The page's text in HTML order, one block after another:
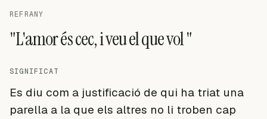
REFRANY
"L'amor és cec, i veu el que vol "
SIGNIFICAT
Es diu com a justificació de qui ha triat una
parella a la que els altres no li troben cap